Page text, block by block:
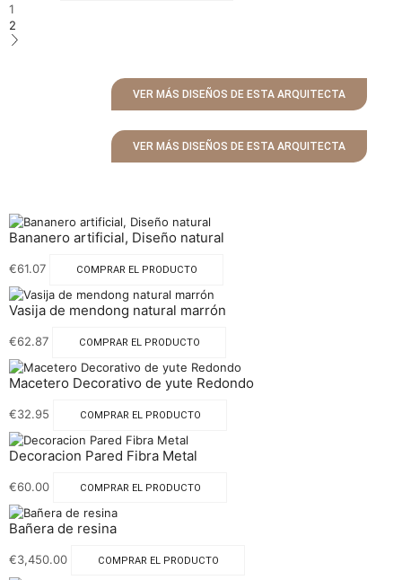
1
2
VER MÁS DISEÑOS DE ESTA ARQUITECTA
VER MÁS DISEÑOS DE ESTA ARQUITECTA
Bananero artificial, Diseño natural
€61.07 COMPRAR EL PRODUCTO
Vasija de mendong natural marrón
€62.87 COMPRAR EL PRODUCTO
Macetero Decorativo de yute Redondo
€32.95 COMPRAR EL PRODUCTO
Decoracion Pared Fibra Metal
€60.00 COMPRAR EL PRODUCTO
Bañera de resina
€3,450.00 COMPRAR EL PRODUCTO